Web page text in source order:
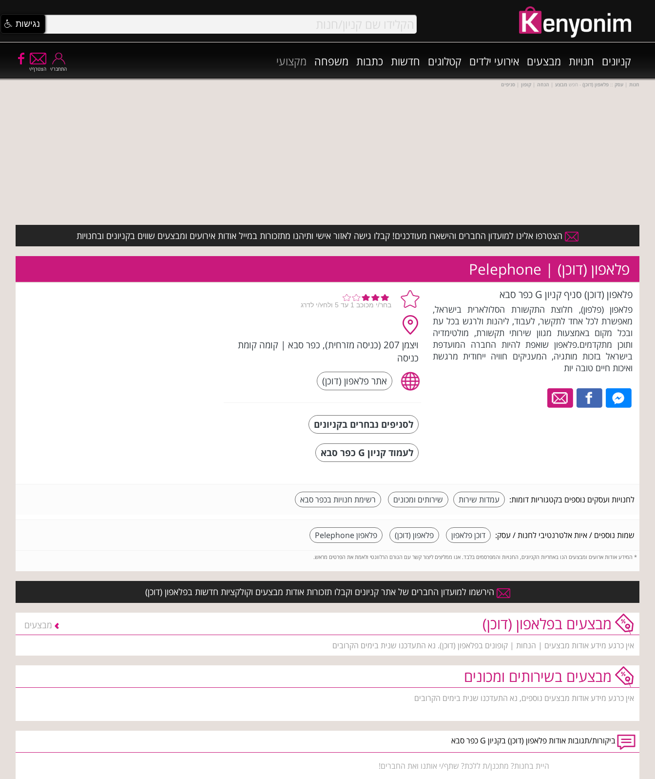
קניונים חנויות מבצעים אירועי ילדים קטלוגים חדשות כתבות משפחה מקצועי
הצטרף/י התחבר/י
חנות | עסק :: פלאפון (דוכן) - חפש מבצע | הנחה | קופון | סניפים
הצטרפו אלינו למועדון החברים והישארו מעודכנים! קבלו גישה לאזור אישי ותיהנו מתזכורות במייל אודות אירועים ומבצעים שווים בקניונים ובחנויות
פלאפון (דוכן) | Pelephone
פלאפון (דוכן) סניף קניון G כפר סבא
פלאפון (פלפון), חלוצת התקשורת הסלולארית בישראל,
מאפשרת לכל אחד לתקשר, לעבוד, ליהנות ולרגש בכל עת
ובכל מקום באמצעות מגוון שירותי תקשורת, מולטימדיה
ותוכן מתקדמים.פלאפון שואפת להיות החברה המועדפת
בישראל בזכות מותגיה, המעניקים חוויה ייחודית מרגשת
ואיכות חיים טובה יות
ויצמן 207 (כניסה מזרחית), כפר סבא | קומה קומת
כניסה
אתר פלאפון (דוכן)
לסניפים נבחרים בקניונים
לעמוד קניון G כפר סבא
לחנויות ועסקים נוספים בקטגוריות דומות: עמדות שירות שירותים ומכונים רשימת חנויות בכפר סבא
שמות נוספים / איות אלטרנטיבי לחנות / עסק: דוכן פלאפון פלאפון (דוכן) פלאפון Pelephone
* המידע אודות ארועים ומבצעים הנו באחריות הקניונים, החנויות והמפרסמים בלבד. אנו ממליצים ליצור קשר עם הגורם הרלוונטי ולאמת את הפרטים מראש.
הירשמו למועדון החברים של אתר קניונים וקבלו תזכורות אודות מבצעים וקולקציות חדשות בפלאפון (דוכן)
מבצעים בפלאפון (דוכן) מבצעים
אין כרגע מידע אודות מבצעים | הנחות | קופונים בפלאפון (דוכן). נא התעדכנו שנית בימים הקרובים
מבצעים בשירותים ומכונים
אין כרגע מידע אודות מבצעים נוספים, נא התעדכנו שנית בימים הקרובים
ביקורות/תגובות אודות פלאפון (דוכן) בקניון G כפר סבא
היית בחנות? מתכנן/ת ללכת? שתף/י אותנו ואת החברים!
נגישות